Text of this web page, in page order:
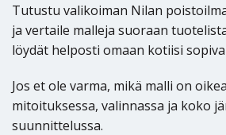
Tutustu valikoiman Nilan
ja vertaile malleja suoraan
löydät helposti omaan kotiisi
Jos et ole varma, mikä malli on
mitoituksessa, valinnassa ja koko
suunnittelussa.